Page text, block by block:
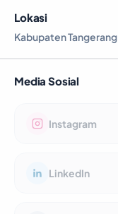
Lokasi
Kabupaten Tangerang
Media Sosial
Instagram
LinkedIn